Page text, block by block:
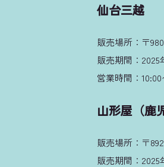
仙台三越
販売場所：〒
販売期間：2025
営業時間：10:00
山形屋（鹿
販売場所：〒
販売期間：2025